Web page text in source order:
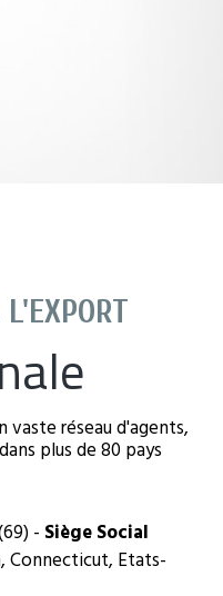
vaste réseau d'agents,
plus de 80 pays
- Siège Social
Connecticut, Etats-